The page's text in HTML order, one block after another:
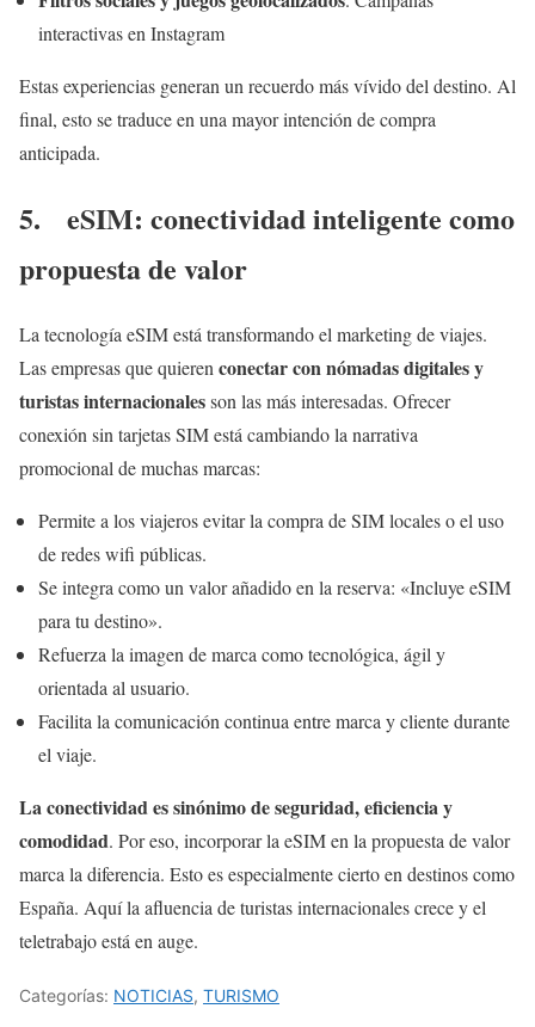
interactivas en Instagram
Estas experiencias generan un recuerdo más vívido del destino. Al
final, esto se traduce en una mayor intención de compra
anticipada.
5. eSIM: conectividad inteligente como
propuesta de valor
La tecnología eSIM está transformando el marketing de viajes.
Las empresas que quieren conectar con nómadas digitales y
turistas internacionalesson las más interesadas. Ofrecer
conexión sin tarjetas SIM está cambiando la narrativa
promocional de muchas marcas:
Permite a los viajeros evitar la compra de SIM locales o el uso
de redes wifi públicas.
Se integra como un valor añadido en la reserva: «Incluye eSIM
para tu destino».
Refuerza la imagen de marca como tecnológica, ágil y
orientada al usuario.
Facilita la comunicación continua entre marca y cliente durante
el viaje.
La conectividad es sinónimo de seguridad, eficiencia y
comodidad. Por eso, incorporar la eSIM en la propuesta de valor
marca la diferencia. Esto es especialmente cierto en destinos como
España. Aquí la afluencia de turistas internacionales crece y el
teletrabajo está en auge.
Categorías: NOTICIAS, TURISMO